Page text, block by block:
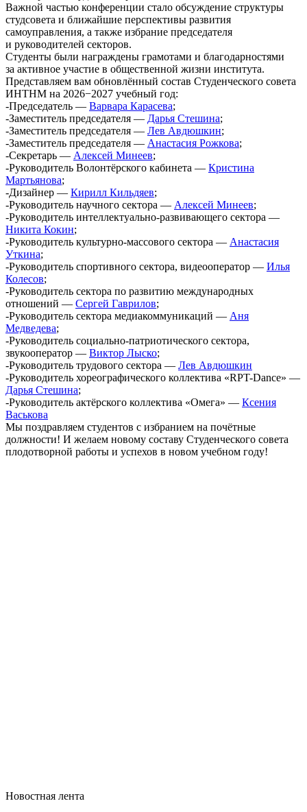
Важной частью конференции стало обсуждение структуры
студсовета и ближайшие перспективы развития
самоуправления, а также избрание председателя
и руководителей секторов.
Студенты были награждены грамотами и благодарностями
за активное участие в общественной жизни института.
Представляем вам обновлённый состав Студенческого совета
ИНТНМ на 2026−2027 учебный год:
-Председатель — Варвара Карасева;
-Заместитель председателя — Дарья Стешина;
-Заместитель председателя — Лев Авдюшкин;
-Заместитель председателя — Анастасия Рожкова;
-Секретарь — Алексей Минеев;
-Руководитель Волонтёрского кабинета — Кристина
Мартьянова;
-Дизайнер — Кирилл Кильдяев;
-Руководитель научного сектора — Алексей Минеев;
-Руководитель интеллектуально-развивающего сектора —
Никита Кокин;
-Руководитель культурно-массового сектора — Анастасия
Уткина;
-Руководитель спортивного сектора, видеооператор — Илья
Колесов;
-Руководитель сектора по развитию международных
отношений — Сергей Гаврилов;
-Руководитель сектора медиакоммуникаций — Аня
Медведева;
-Руководитель социально-патриотического сектора,
звукооператор — Виктор Лыско;
-Руководитель трудового сектора — Лев Авдюшкин
-Руководитель хореографического коллектива «RPT-Dance» —
Дарья Стешина;
-Руководитель актёрского коллектива «Омега» — Ксения
Васькова
Мы поздравляем студентов с избранием на почётные
должности! И желаем новому составу Студенческого совета
плодотворной работы и успехов в новом учебном году!
Новостная лента